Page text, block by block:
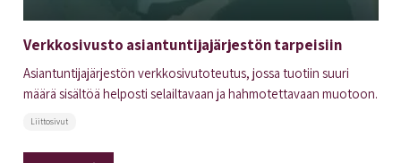
Verkkosivusto asiantuntijajärjestön tarpeisiin
Asiantuntijajärjestön verkkosivutoteutus, jossa tuotiin suuri
määrä sisältöä helposti selailtavaan ja hahmotettavaan muotoon.
Liittosivut